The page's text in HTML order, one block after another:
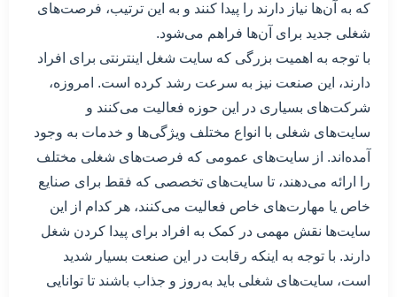
که به آن‌ها نیاز دارند را پیدا کنند و به این ترتیب، فرصت‌های
شغلی جدید برای آن‌ها فراهم می‌شود.
با توجه به اهمیت بزرگی که سایت‌ شغل اینترنتی برای افراد
دارند، این صنعت نیز به سرعت رشد کرده است. امروزه،
شرکت‌های بسیاری در این حوزه فعالیت می‌کنند و
سایت‌های شغلی با انواع مختلف ویژگی‌ها و خدمات به وجود
آمده‌اند. از سایت‌های عمومی که فرصت‌های شغلی مختلف
را ارائه می‌دهند، تا سایت‌های تخصصی که فقط برای صنایع
خاص یا مهارت‌های خاص فعالیت می‌کنند، هر کدام از این
سایت‌ها نقش مهمی در کمک به افراد برای پیدا کردن شغل
دارند. با توجه به اینکه رقابت در این صنعت بسیار شدید
است، سایت‌های شغلی باید به‌روز و جذاب باشند تا توانایی